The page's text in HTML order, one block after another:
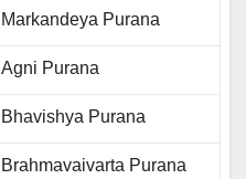
Markandeya Purana
Agni Purana
Bhavishya Purana
Brahmavaivarta Purana